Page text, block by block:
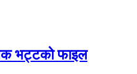
भट्टको फाइल